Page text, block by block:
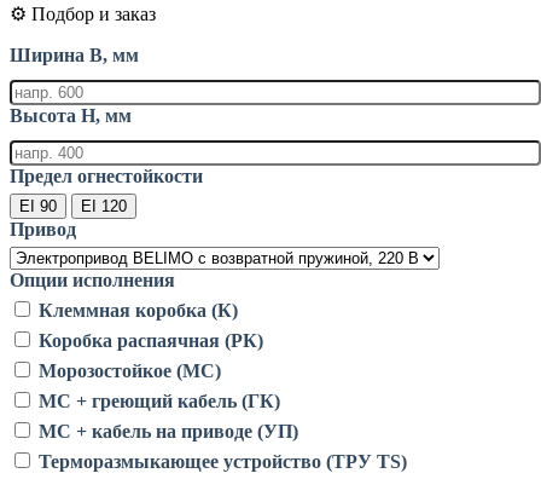
⚙️ Подбор и заказ
Ширина B, мм
Высота H, мм
Предел огнестойкости
EI 90 EI 120
Привод
Опции исполнения
Клеммная коробка (К)
Коробка распаячная (РК)
Морозостойкое (МС)
МС + греющий кабель (ГК)
МС + кабель на приводе (УП)
Терморазмыкающее устройство (ТРУ TS)